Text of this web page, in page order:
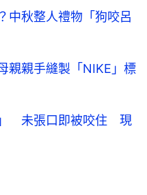
中秋整人禮物「狗咬呂
親手縫製「NIKE」標
」 未張口即被咬住 現